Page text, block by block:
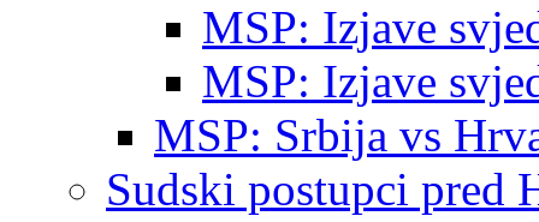
MSP: Izjave
MSP: Izjave
MSP: Srbija vs
Sudski postupci pred